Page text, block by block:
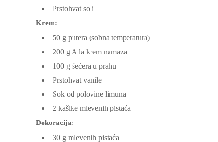
Prstohvat soli
Krem:
50 g putera (sobna temperatura)
200 g A la krem namaza
100 g šećera u prahu
Prstohvat vanile
Sok od polovine limuna
2 kašike mlevenih pistaća
Dekoracija:
30 g mlevenih pistaća